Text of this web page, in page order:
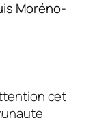
Moréno-
cet